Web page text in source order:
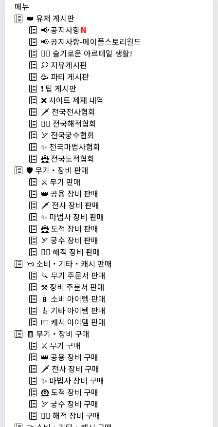
메뉴
👑 유저 게시판
📢 공지사항N
📢 공지사항-메이플스토리월드
💁‍♂ 슬기로운 아르테일 생활!
💭 자유게시판
🥳 파티 게시판
❗️ 팁 게시판
❌ 사이트 제재 내역
🗡️ 전국전사협회
🏴‍☠️ 전국해적협회
🏹 전국궁수협회
✨ 전국마법사협회
🦹 전국도적협회
🛡️ 무기・장비 판매
⚔️ 무기 판매
👑 공용 장비 판매
🗡️ 전사 장비 판매
✨ 마법사 장비 판매
🦹 도적 장비 판매
🏹 궁수 장비 판매
🏴‍☠️ 해적 장비 판매
📜 소비・기타・캐시 판매
🔪 무기 주문서 판매
⚒️ 장비 주문서 판매
🍼 소비 아이템 판매
🎸 기타 아이템 판매
💶 캐시 아이템 판매
🧾 무기・장비 구매
⚔️ 무기 구매
👑 공용 장비 구매
🗡️ 전사 장비 구매
✨ 마법사 장비 구매
🦹 도적 장비 구매
🏹 궁수 장비 구매
🏴‍☠️ 해적 장비 구매